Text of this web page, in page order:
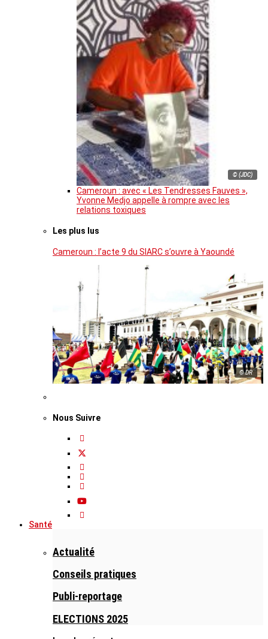
© (JDC)
Cameroun : avec « Les Tendresses Fauves »,
Yvonne Medjo appelle à rompre avec les
relations toxiques
Les plus lus
Cameroun : l’acte 9 du SIARC s’ouvre à Yaoundé
© DR
Nous Suivre
Santé
Actualité
Conseils pratiques
Publi-reportage
ELECTIONS 2025